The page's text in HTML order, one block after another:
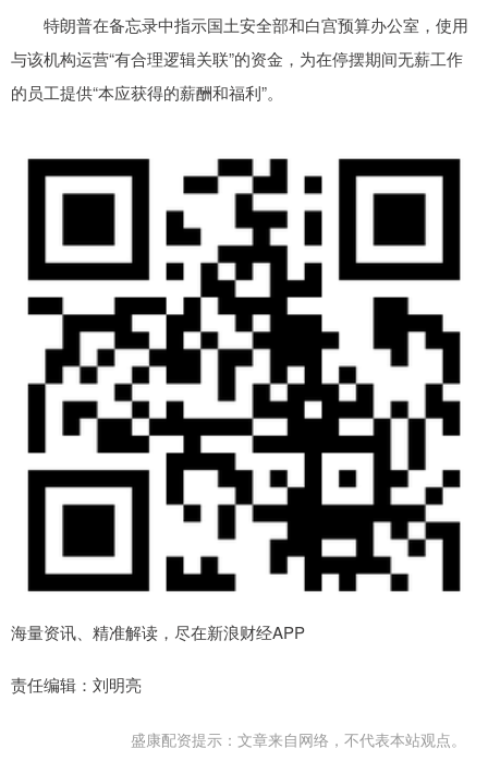
特朗普在备忘录中指示国土安全部和白宫预算办公室，使用
与该机构运营“有合理逻辑关联”的资金，为在停摆期间无薪工作
的员工提供“本应获得的薪酬和福利”。
海量资讯、精准解读，尽在新浪财经APP
责任编辑：刘明亮
盛康配资提示：文章来自网络，不代表本站观点。